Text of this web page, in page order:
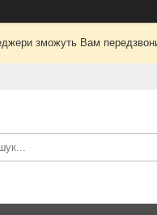
зможуть Вам